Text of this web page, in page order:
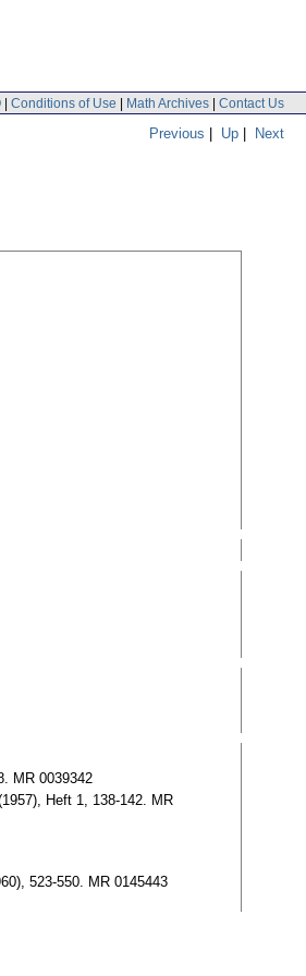
| Conditions of Use | Math Archives | Contact Us
Previous | Up | Next
MR 0039342
Heft 1, 138-142. MR
523-550. MR 0145443